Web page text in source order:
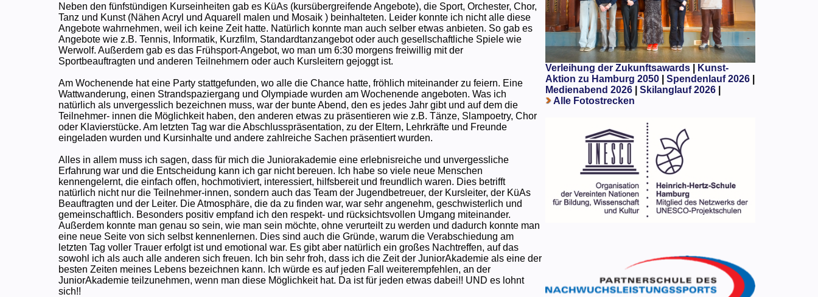
Neben den fünfstündigen Kurseinheiten gab es KüAs (kursübergreifende Angebote), die Sport, Orchester, Chor,
Tanz und Kunst (Nähen Acryl und Aquarell malen und Mosaik ) beinhalteten. Leider konnte ich nicht alle diese
Angebote wahrnehmen, weil ich keine Zeit hatte. Natürlich konnte man auch selber etwas anbieten. So gab es
Angebote wie z.B. Tennis, Informatik, Kurzfilm, Standardtanzangebot oder auch gesellschaftliche Spiele wie
Werwolf. Außerdem gab es das Frühsport-Angebot, wo man um 6:30 morgens freiwillig mit der
Sportbeauftragten und anderen Teilnehmern oder auch Kursleitern gejoggt ist.
Am Wochenende hat eine Party stattgefunden, wo alle die Chance hatte, fröhlich miteinander zu feiern. Eine
Wattwanderung, einen Strandspaziergang und Olympiade wurden am Wochenende angeboten. Was ich
natürlich als unvergesslich bezeichnen muss, war der bunte Abend, den es jedes Jahr gibt und auf dem die
Teilnehmer- innen die Möglichkeit haben, den anderen etwas zu präsentieren wie z.B. Tänze, Slampoetry, Chor
oder Klavierstücke. Am letzten Tag war die Abschlusspräsentation, zu der Eltern, Lehrkräfte und Freunde
eingeladen wurden und Kursinhalte und andere zahlreiche Sachen präsentiert wurden.
Alles in allem muss ich sagen, dass für mich die Juniorakademie eine erlebnisreiche und unvergessliche
Erfahrung war und die Entscheidung kann ich gar nicht bereuen. Ich habe so viele neue Menschen
kennengelernt, die einfach offen, hochmotiviert, interessiert, hilfsbereit und freundlich waren. Dies betrifft
natürlich nicht nur die Teilnehmer-innen, sondern auch das Team der Jugendbetreuer, der Kursleiter, der KüAs
Beauftragten und der Leiter. Die Atmosphäre, die da zu finden war, war sehr angenehm, geschwisterlich und
gemeinschaftlich. Besonders positiv empfand ich den respekt- und rücksichtsvollen Umgang miteinander.
Außerdem konnte man genau so sein, wie man sein möchte, ohne verurteilt zu werden und dadurch konnte man
eine neue Seite von sich selbst kennenlernen. Dies sind auch die Gründe, warum die Verabschiedung am
letzten Tag voller Trauer erfolgt ist und emotional war. Es gibt aber natürlich ein großes Nachtreffen, auf das
sowohl ich als auch alle anderen sich freuen. Ich bin sehr froh, dass ich die Zeit der JuniorAkademie als eine der
besten Zeiten meines Lebens bezeichnen kann. Ich würde es auf jeden Fall weiterempfehlen, an der
JuniorAkademie teilzunehmen, wenn man diese Möglichkeit hat. Da ist für jeden etwas dabei!! UND es lohnt
sich!!
Verleihung der Zukunftsawards|
Kunst-
Aktion zu Hamburg 2050
Spendenlauf 2026|
Medienabend 2026| Skilanglauf 2026|
Alle Fotostrecken